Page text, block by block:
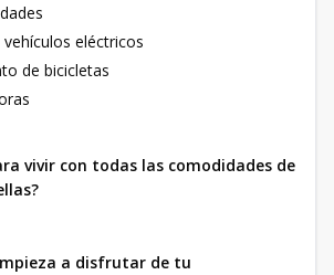
eléctricos
de bicicletas
vivir con todas las comodidades de
a disfrutar de tu